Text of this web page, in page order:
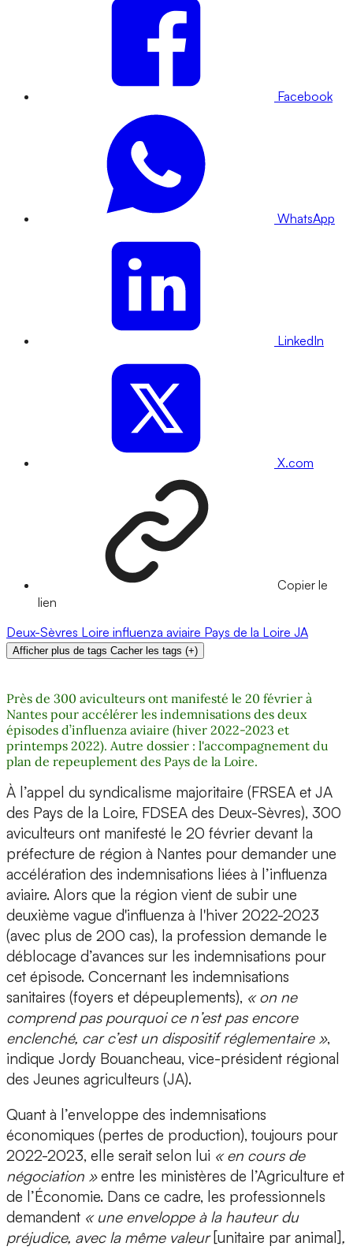
Facebook
WhatsApp
LinkedIn
X.com
Copier le
lien
Deux-Sèvres Loire influenza aviaire Pays de la Loire JA
Afficher plus de tags Cacher les tags (+)
Près de 300 aviculteurs ont manifesté le 20 février à
Nantes pour accélérer les indemnisations des deux
épisodes d’influenza aviaire (hiver 2022-2023 et
printemps 2022). Autre dossier : l'accompagnement du
plan de repeuplement des Pays de la Loire.
À l’appel du syndicalisme majoritaire (FRSEA et JA
des Pays de la Loire, FDSEA des Deux-Sèvres), 300
aviculteurs ont manifesté le 20 février devant la
préfecture de région à Nantes pour demander une
accélération des indemnisations liées à l’influenza
aviaire. Alors que la région vient de subir une
deuxième vague d'influenza à l'hiver 2022-2023
(avec plus de 200 cas), la profession demande le
déblocage d’avances sur les indemnisations pour
cet épisode. Concernant les indemnisations
sanitaires (foyers et dépeuplements), « on ne
comprend pas pourquoi ce n’est pas encore
enclenché, car c’est un dispositif réglementaire »,
indique Jordy Bouancheau, vice-président régional
des Jeunes agriculteurs (JA).
Quant à l’enveloppe des indemnisations
économiques (pertes de production), toujours pour
2022-2023, elle serait selon lui « en cours de
négociation »entre les ministères de l’Agriculture et
de l’Économie. Dans ce cadre, les professionnels
demandent « une enveloppe à la hauteur du
préjudice, avec la même valeur [unitaire par animal],